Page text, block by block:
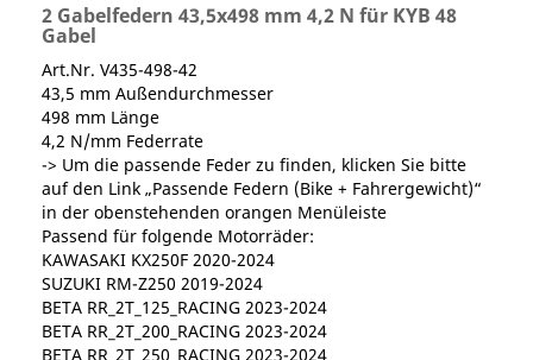
2 Gabelfedern 43,5x498 mm 4,2 N für KYB 48
Gabel
Art.Nr. V435-498-42
43,5 mm Außendurchmesser
498 mm Länge
4,2 N/mm Federrate
-> Um die passende Feder zu finden, klicken Sie bitte
auf den Link „Passende Federn (Bike + Fahrergewicht)“
in der obenstehenden orangen Menüleiste
Passend für folgende Motorräder:
KAWASAKI KX250F 2020-2024
SUZUKI RM-Z250 2019-2024
BETA RR_2T_125_RACING 2023-2024
BETA RR_2T_200_RACING 2023-2024
BETA RR_2T_250_RACING 2023-2024